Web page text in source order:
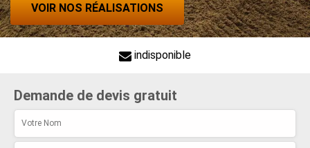
VOIR NOS RÉALISATIONS
indisponible
Demande de devis gratuit